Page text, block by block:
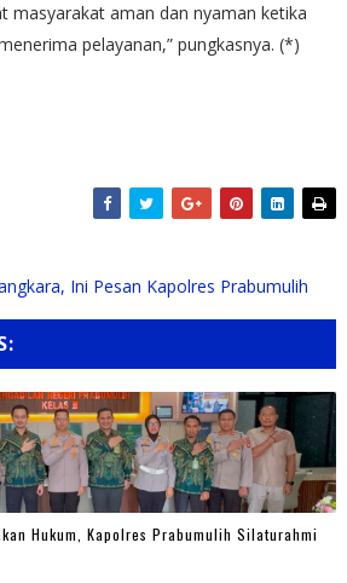
masyarakat aman dan nyaman ketika
pelayanan,” pungkasnya. (*)
Ini Pesan Kapolres Prabumulih
Hukum, Kapolres Prabumulih Silaturahmi